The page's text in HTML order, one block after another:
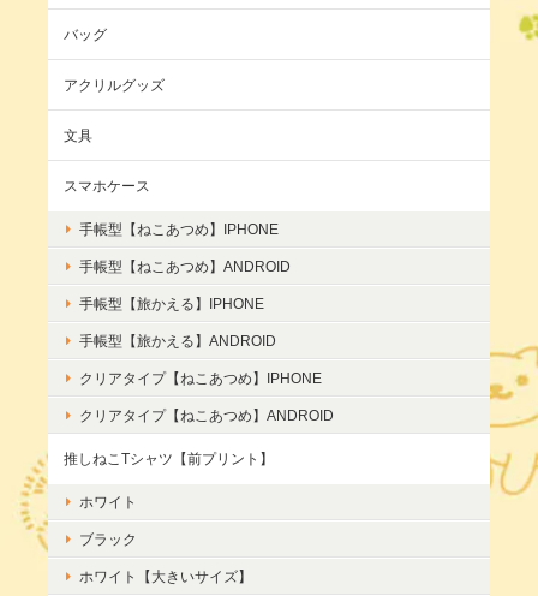
バッグ
アクリルグッズ
文具
スマホケース
手帳型【ねこあつめ】IPHONE
手帳型【ねこあつめ】ANDROID
手帳型【旅かえる】IPHONE
手帳型【旅かえる】ANDROID
クリアタイプ【ねこあつめ】IPHONE
クリアタイプ【ねこあつめ】ANDROID
推しねこTシャツ【前プリント】
ホワイト
ブラック
ホワイト【大きいサイズ】